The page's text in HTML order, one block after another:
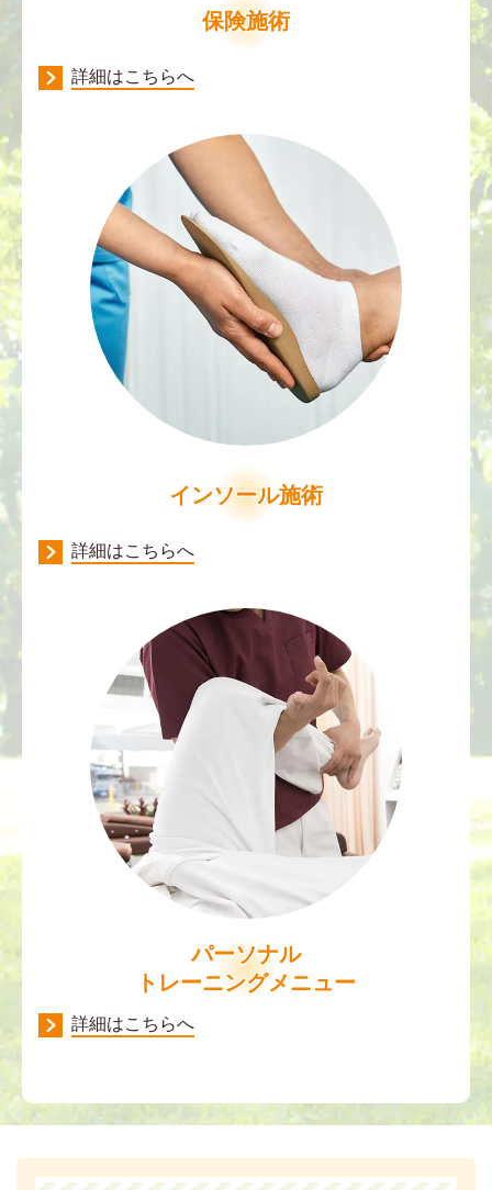
保険施術
詳細はこちらへ
インソール施術
詳細はこちらへ
パーソナル
トレーニングメニュー
詳細はこちらへ